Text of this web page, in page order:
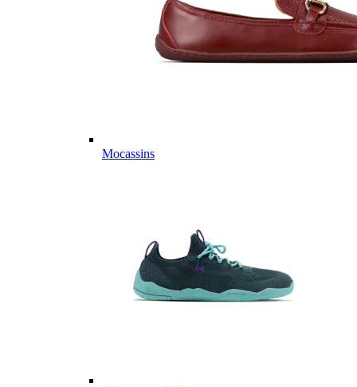
Mocassins